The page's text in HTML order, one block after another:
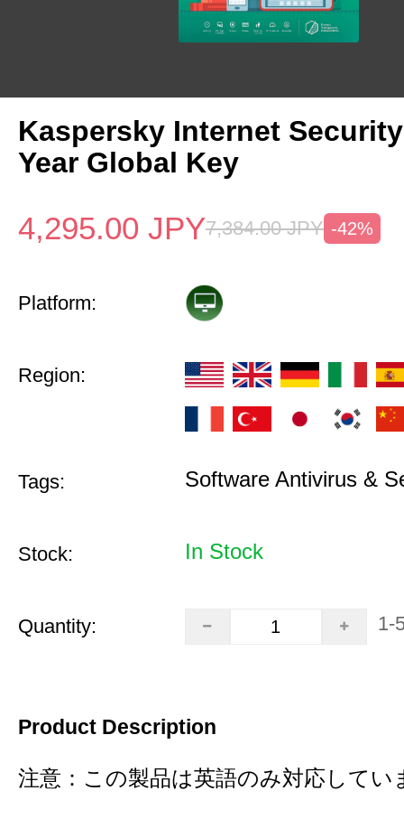
Kaspersky Internet
Year Global Key
4,295.00 JPY7,384.00 JPY -42%
Platform:
Region:
Tags: Software Antivirus &
Stock: In Stock
Quantity: 1-
Product Description
注意：この製品は英語のみ対応してい